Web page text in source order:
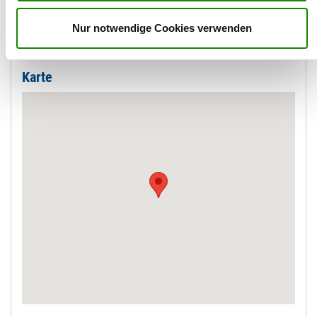
Nur notwendige Cookies verwenden
C-WURF wird Mitte Juni erwartet, Langstockhaar Welpen.
Karte